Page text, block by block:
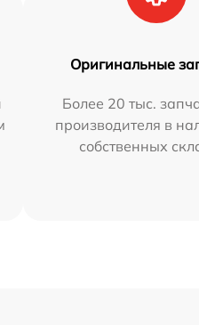
Оригинальные
Более 20 тыс.
производителя в
собственных